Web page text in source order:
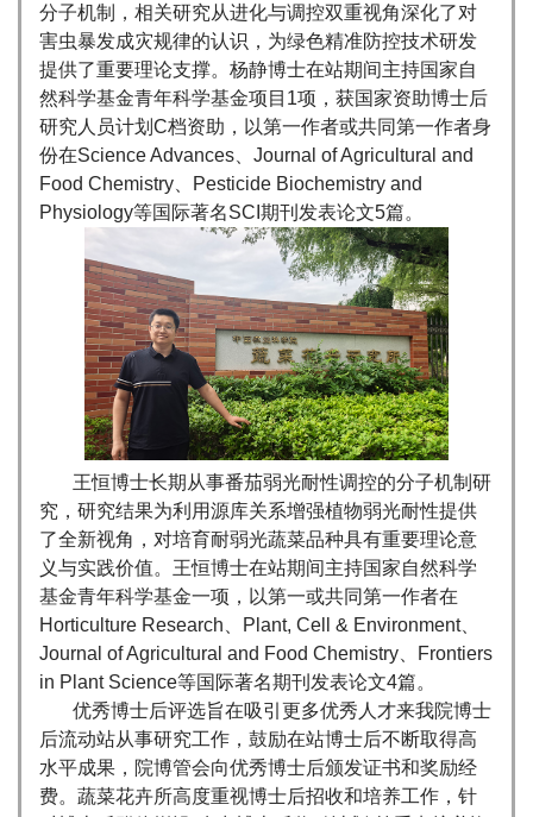
分子机制，相关研究从进化与调控双重视角深化了对
害虫暴发成灾规律的认识，为绿色精准防控技术研发
提供了重要理论支撑。杨静博士在站期间主持国家自
然科学基金青年科学基金项目1项，获国家资助博士后
研究人员计划C档资助，以第一作者或共同第一作者身
份在Science Advances、Journal of Agricultural and
Food Chemistry、Pesticide Biochemistry and
Physiology等国际著名SCI期刊发表论文5篇。
王恒博士长期从事番茄弱光耐性调控的分子机制研
究，研究结果为利用源库关系增强植物弱光耐性提供
了全新视角，对培育耐弱光蔬菜品种具有重要理论意
义与实践价值。王恒博士在站期间主持国家自然科学
基金青年科学基金一项，以第一或共同第一作者在
Horticulture Research、Plant, Cell & Environment、
Journal of Agricultural and Food Chemistry、Frontiers
in Plant Science等国际著名期刊发表论文4篇。
优秀博士后评选旨在吸引更多优秀人才来我院博士
后流动站从事研究工作，鼓励在站博士后不断取得高
水平成果，院博管会向优秀博士后颁发证书和奖励经
费。蔬菜花卉所高度重视博士后招收和培养工作，针